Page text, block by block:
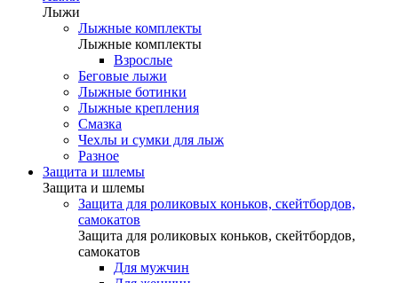
Лыжи
Лыжные комплекты
Лыжные комплекты
Взрослые
Беговые лыжи
Лыжные ботинки
Лыжные крепления
Смазка
Чехлы и сумки для лыж
Разное
Защита и шлемы
Защита и шлемы
Защита для роликовых коньков, скейтбордов,
самокатов
Защита для роликовых коньков, скейтбордов,
самокатов
Для мужчин